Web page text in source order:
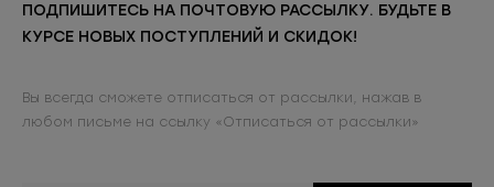
ПОДПИШИТЕСЬ НА ПОЧТОВУЮ РАССЫЛКУ. БУДЬТЕ В
КУРСЕ НОВЫХ ПОСТУПЛЕНИЙ И СКИДОК!
Вы всегда сможете отписаться от рассылки, нажав в
любом письме на ссылку «Отписаться от рассылки»